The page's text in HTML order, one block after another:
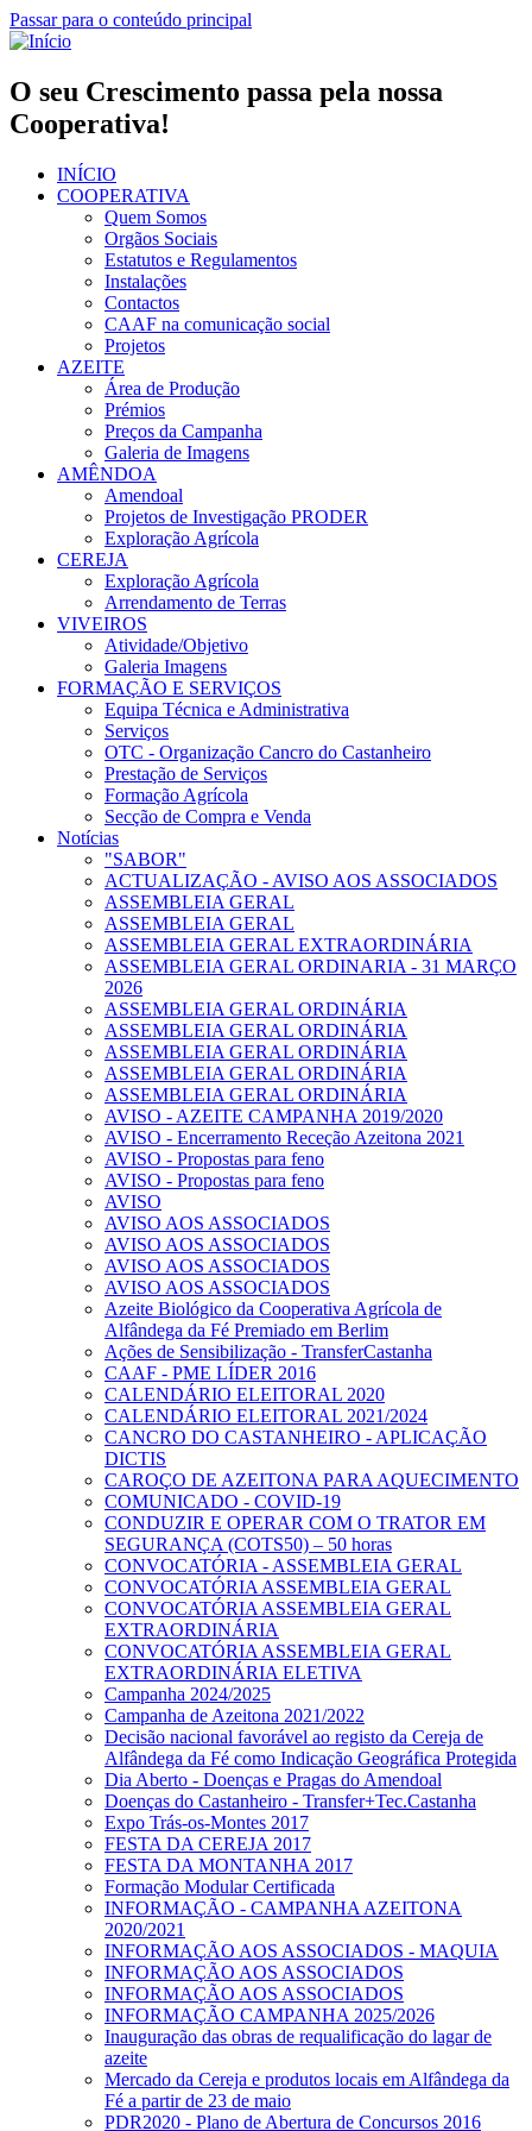
Passar para o conteúdo principal
O seu Crescimento passa pela nossa
Cooperativa!
INÍCIO
COOPERATIVA
Quem Somos
Orgãos Sociais
Estatutos e Regulamentos
Instalações
Contactos
CAAF na comunicação social
Projetos
AZEITE
Área de Produção
Prémios
Preços da Campanha
Galeria de Imagens
AMÊNDOA
Amendoal
Projetos de Investigação PRODER
Exploração Agrícola
CEREJA
Exploração Agrícola
Arrendamento de Terras
VIVEIROS
Atividade/Objetivo
Galeria Imagens
FORMAÇÃO E SERVIÇOS
Equipa Técnica e Administrativa
Serviços
OTC - Organização Cancro do Castanheiro
Prestação de Serviços
Formação Agrícola
Secção de Compra e Venda
Notícias
"SABOR"
ACTUALIZAÇÃO - AVISO AOS ASSOCIADOS
ASSEMBLEIA GERAL
ASSEMBLEIA GERAL
ASSEMBLEIA GERAL EXTRAORDINÁRIA
ASSEMBLEIA GERAL ORDINARIA - 31 MARÇO
2026
ASSEMBLEIA GERAL ORDINÁRIA
ASSEMBLEIA GERAL ORDINÁRIA
ASSEMBLEIA GERAL ORDINÁRIA
ASSEMBLEIA GERAL ORDINÁRIA
ASSEMBLEIA GERAL ORDINÁRIA
AVISO - AZEITE CAMPANHA 2019/2020
AVISO - Encerramento Receção Azeitona 2021
AVISO - Propostas para feno
AVISO - Propostas para feno
AVISO
AVISO AOS ASSOCIADOS
AVISO AOS ASSOCIADOS
AVISO AOS ASSOCIADOS
AVISO AOS ASSOCIADOS
Azeite Biológico da Cooperativa Agrícola de
Alfândega da Fé Premiado em Berlim
Ações de Sensibilização - TransferCastanha
CAAF - PME LÍDER 2016
CALENDÁRIO ELEITORAL 2020
CALENDÁRIO ELEITORAL 2021/2024
CANCRO DO CASTANHEIRO - APLICAÇÃO
DICTIS
CAROÇO DE AZEITONA PARA AQUECIMENTO
COMUNICADO - COVID-19
CONDUZIR E OPERAR COM O TRATOR EM
SEGURANÇA (COTS50) – 50 horas
CONVOCATÓRIA - ASSEMBLEIA GERAL
CONVOCATÓRIA ASSEMBLEIA GERAL
CONVOCATÓRIA ASSEMBLEIA GERAL
EXTRAORDINÁRIA
CONVOCATÓRIA ASSEMBLEIA GERAL
EXTRAORDINÁRIA ELETIVA
Campanha 2024/2025
Campanha de Azeitona 2021/2022
Decisão nacional favorável ao registo da Cereja de
Alfândega da Fé como Indicação Geográfica Protegida
Dia Aberto - Doenças e Pragas do Amendoal
Doenças do Castanheiro - Transfer+Tec.Castanha
Expo Trás-os-Montes 2017
FESTA DA CEREJA 2017
FESTA DA MONTANHA 2017
Formação Modular Certificada
INFORMAÇÃO - CAMPANHA AZEITONA
2020/2021
INFORMAÇÃO AOS ASSOCIADOS - MAQUIA
INFORMAÇÃO AOS ASSOCIADOS
INFORMAÇÃO AOS ASSOCIADOS
INFORMAÇÃO CAMPANHA 2025/2026
Inauguração das obras de requalificação do lagar de
azeite
Mercado da Cereja e produtos locais em Alfândega da
Fé a partir de 23 de maio
PDR2020 - Plano de Abertura de Concursos 2016